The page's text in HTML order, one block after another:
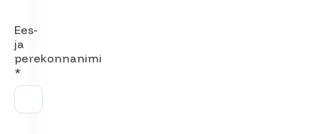
Ees-
ja
perekonnanimi
*